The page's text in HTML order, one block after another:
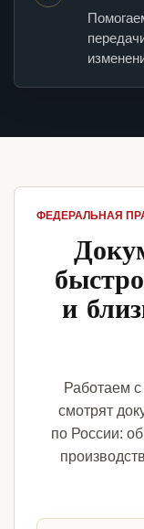
ФЕДЕРАЛЬНАЯ
и
Работаем
смотрят
по России: